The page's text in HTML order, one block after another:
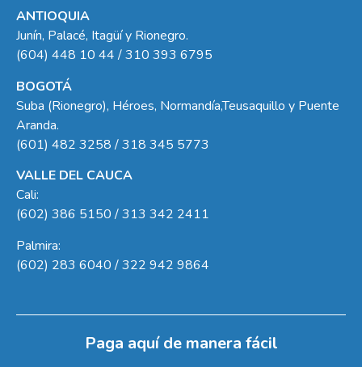
ANTIOQUIA
Junín, Palacé, Itagüí y Rionegro.
(604) 448 10 44 / 310 393 6795
BOGOTÁ
Suba (Rionegro), Héroes, Normandía,Teusaquillo y Puente
Aranda.
(601) 482 3258 / 318 345 5773
VALLE DEL CAUCA
Cali:
(602) 386 5150 / 313 342 2411
Palmira:
(602) 283 6040 / 322 942 9864
Paga aquí de manera fácil